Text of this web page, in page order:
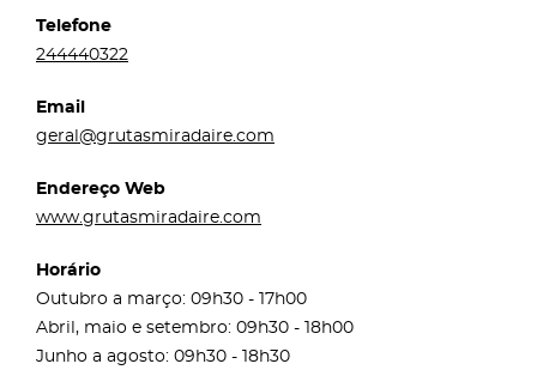
Telefone
244440322
Email
geral@grutasmiradaire.com
Endereço Web
www.grutasmiradaire.com
Horário
Outubro a março: 09h30 - 17h00
Abril, maio e setembro: 09h30 - 18h00
Junho a agosto: 09h30 - 18h30